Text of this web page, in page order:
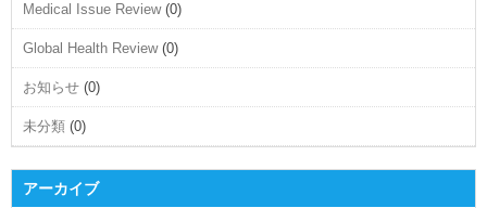
Medical Issue Review(0)
Global Health Review(0)
お知らせ (0)
未分類 (0)
アーカイブ